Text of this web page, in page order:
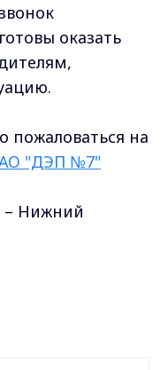
оказать
пожаловаться на
"ДЭП №7"
– Нижний